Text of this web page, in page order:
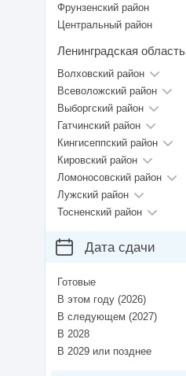
Фрунзенский район
Центральный район
Ленинградская область
Волховский район
Всеволожский район
Выборгский район
Гатчинский район
Кингисеппский район
Кировский район
Ломоносовский район
Лужский район
Тосненский район
Дата сдачи
Готовые
В этом году (2026)
В следующем (2027)
В 2028
В 2029 или позднее